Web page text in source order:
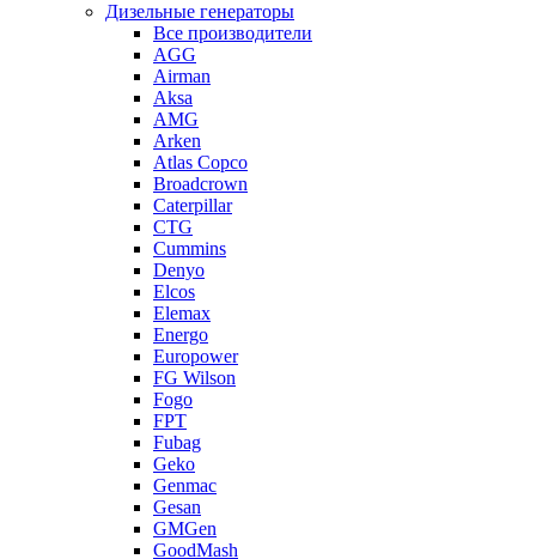
Дизельные генераторы
Все производители
AGG
Airman
Aksa
AMG
Arken
Atlas Copco
Broadcrown
Caterpillar
CTG
Cummins
Denyo
Elcos
Elemax
Energo
Europower
FG Wilson
Fogo
FPT
Fubag
Geko
Genmac
Gesan
GMGen
GoodMash